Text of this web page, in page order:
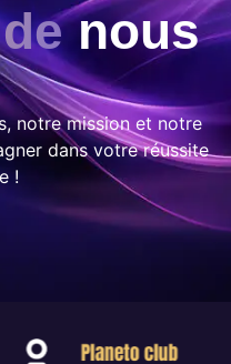
nous
notre mission et notre
dans votre réussite
!